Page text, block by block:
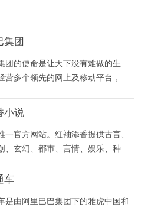
集团
团的使命是让天下没有难做的生
营多个领先的网上及移动平台，业
小说
一官方网站。红袖添香提供古言、
、玄幻、都市、言情、娱乐、种
免费手机小说阅读推荐,精彩尽在红
车
是由阿里巴巴集团下的雅虎中国和